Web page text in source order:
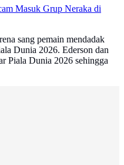
Masuk Grup Neraka di
sang pemain mendadak
Dunia 2026. Ederson dan
Piala Dunia 2026 sehingga